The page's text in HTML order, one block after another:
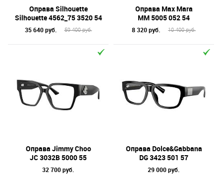
Оправа Silhouette
Silhouette 4562_75 3520 54
35 640 руб. 59 400 руб.
Оправа Max Mara
MM 5005 052 54
8 320 руб. 10 400 руб.
Оправа Jimmy Choo
JC 3032B 5000 55
32 700 руб.
Оправа Dolce&Gabbana
DG 3423 501 57
29 000 руб.